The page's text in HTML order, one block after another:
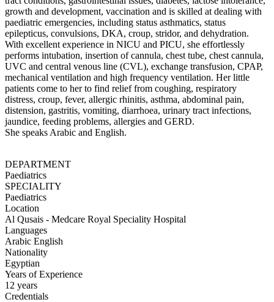
growth and development, vaccination and is skilled at dealing with
paediatric emergencies, including status asthmatics, status
epilepticus, convulsions, DKA, croup, stridor, and dehydration.
With excellent experience in NICU and PICU, she effortlessly
performs intubation, insertion of cannula, chest tube, chest cannula,
UVC and central venous line (CVL), exchange transfusion, CPAP,
mechanical ventilation and high frequency ventilation. Her little
patients come to her to find relief from coughing, respiratory
distress, croup, fever, allergic rhinitis, asthma, abdominal pain,
distension, gastritis, vomiting, diarrhoea, urinary tract infections,
jaundice, feeding problems, allergies and GERD.
She speaks Arabic and English.
DEPARTMENT
Paediatrics
SPECIALITY
Paediatrics
Location
Al Qusais - Medcare Royal Speciality Hospital
Languages
Arabic English
Nationality
Egyptian
Years of Experience
12 years
Credentials